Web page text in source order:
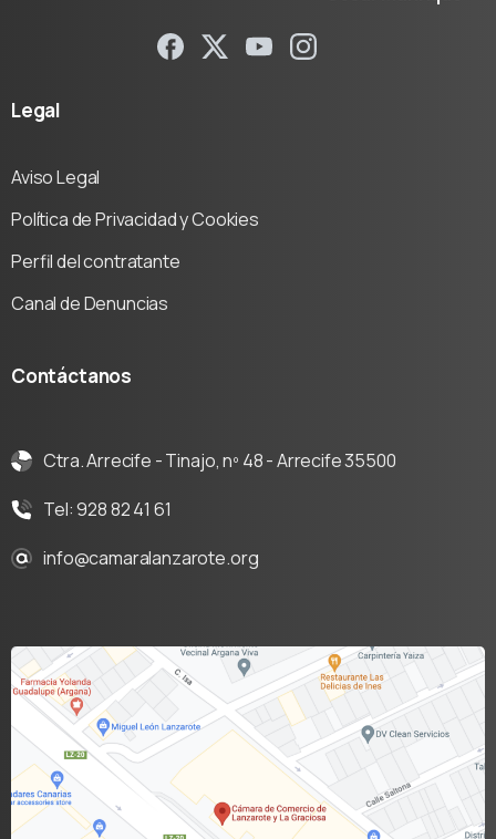
Legal
Aviso Legal
Política de Privacidad y Cookies
Perfil del contratante
Canal de Denuncias
Contáctanos
Ctra. Arrecife - Tinajo, nº 48 - Arrecife 35500
Tel: 928 82 41 61
info@camaralanzarote.org